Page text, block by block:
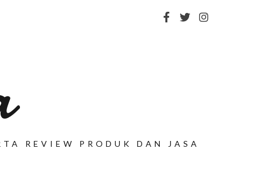
REVIEW PRODUK DAN JASA